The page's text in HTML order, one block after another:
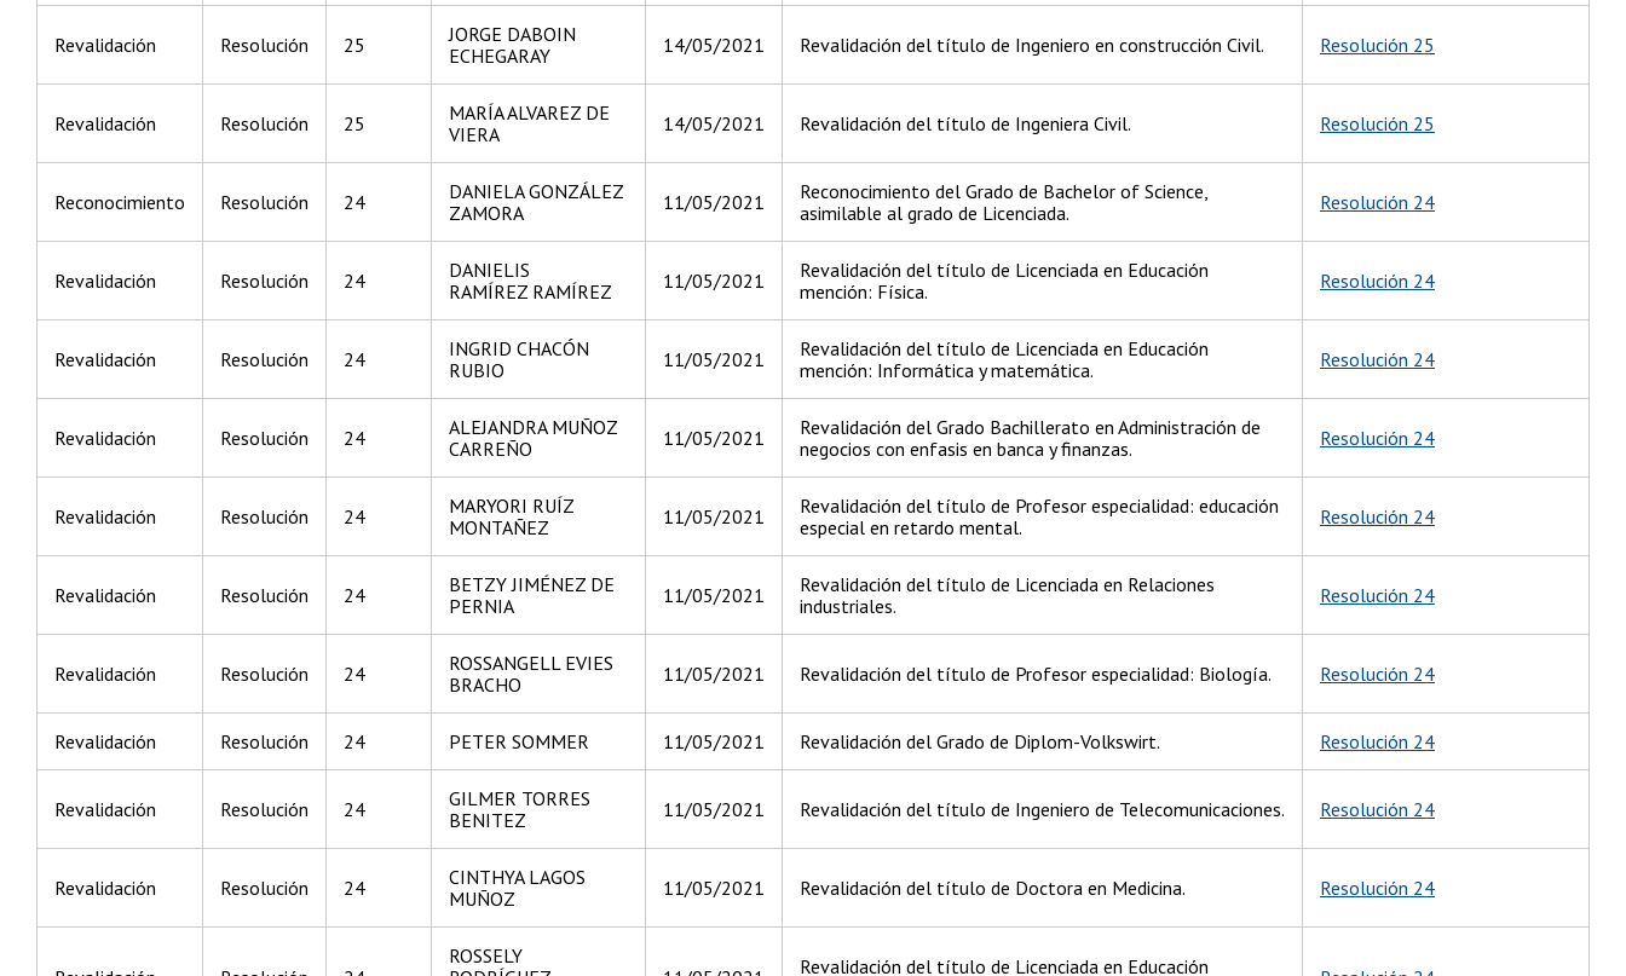
Revalidación Resolución 25
JORGE DABOIN
ECHEGARAY
14/05/2021 Revalidación del título de Ingeniero en construcción Civil. Resolución 25
Revalidación Resolución 25
MARÍA ALVAREZ DE
VIERA
14/05/2021 Revalidación del título de Ingeniera Civil. Resolución 25
Reconocimiento Resolución 24
DANIELA GONZÁLEZ
ZAMORA
11/05/2021
Reconocimiento del Grado de Bachelor of Science,
asimilable al grado de Licenciada.
Resolución 24
Revalidación Resolución 24
DANIELIS
RAMÍREZ RAMÍREZ
11/05/2021
Revalidación del título de Licenciada en Educación
mención: Física.
Resolución 24
Revalidación Resolución 24
INGRID CHACÓN
RUBIO
11/05/2021
Revalidación del título de Licenciada en Educación
mención: Informática y matemática.
Resolución 24
Revalidación Resolución 24
ALEJANDRA MUÑOZ
CARREÑO
11/05/2021
Revalidación del Grado Bachillerato en Administración de
negocios con enfasis en banca y finanzas.
Resolución 24
Revalidación Resolución 24
MARYORI RUÍZ
MONTAÑEZ
11/05/2021
Revalidación del título de Profesor especialidad: educación
especial en retardo mental.
Resolución 24
Revalidación Resolución 24
BETZY JIMÉNEZ DE
PERNIA
11/05/2021
Revalidación del título de Licenciada en Relaciones
industriales.
Resolución 24
Revalidación Resolución 24
ROSSANGELL EVIES
BRACHO
11/05/2021 Revalidación del título de Profesor especialidad: Biología. Resolución 24
Revalidación Resolución 24 PETER SOMMER 11/05/2021 Revalidación del Grado de Diplom-Volkswirt. Resolución 24
Revalidación Resolución 24
GILMER TORRES
BENITEZ
11/05/2021 Revalidación del título de Ingeniero de Telecomunicaciones. Resolución 24
Revalidación Resolución 24
CINTHYA LAGOS
MUÑOZ
11/05/2021 Revalidación del título de Doctora en Medicina. Resolución 24
ROSSELY
Revalidación del título de Licenciada en Educación